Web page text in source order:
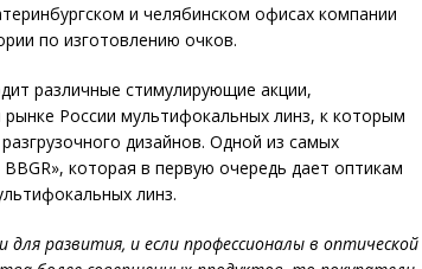
и челябинском офисах компании
по изготовлению очков.
различные стимулирующие акции,
России мультифокальных линз, к которым
дизайнов. Одной из самых
которая в первую очередь дает оптикам
линз.
развития, и если профессионалы в оптической